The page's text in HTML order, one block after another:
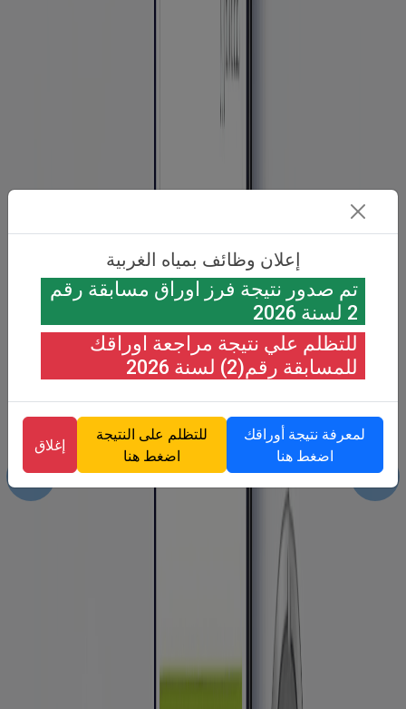
إعلان وظائف بمياه الغربية
تم صدور نتيجة فرز اوراق مسابقة رقم
2 لسنة 2026
للتظلم علي نتيجة مراجعة اوراقك
للمسابقة رقم(2) لسنة 2026
إغلاق
للتظلم على النتيجة
اضغط هنا
لمعرفة نتيجة أوراقك
اضغط هنا